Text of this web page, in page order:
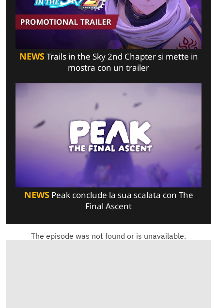
NEWSTrails in the Sky 2nd Chapter si mette in
mostra con un trailer
NEWSPeak conclude la sua scalata con The
Final Ascent